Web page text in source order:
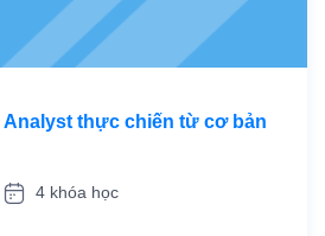
Analyst thực chiến từ cơ bản
4 khóa học